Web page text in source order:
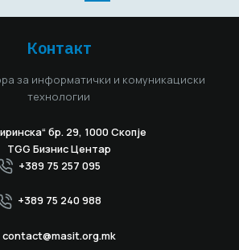
Контакт
за информатички и комуникациски
технологии
бр. 29, 1000 Скопје
TGG Бизнис Центар
+389 75 257 095
+389 75 240 988
contact@masit.org.mk